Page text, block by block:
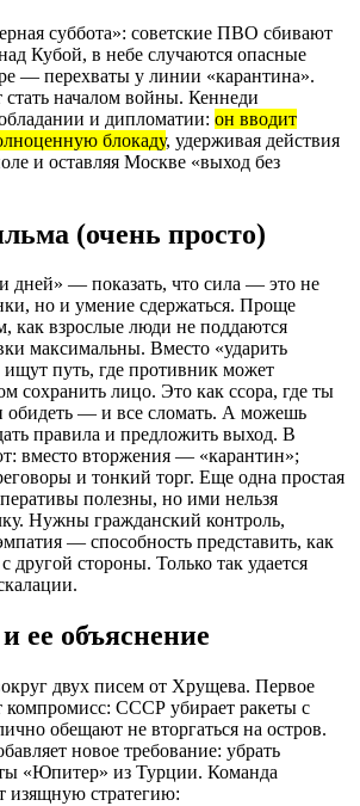
суббота»: советские ПВО сбивают
Кубой, в небе случаются опасные
— перехваты у линии «карантина».
началом войны. Кеннеди
и дипломатии: он вводит
блокаду, удерживая действия
и оставляя Москве «выход без
(очень просто)
дней» — показать, что сила — это не
но и умение сдержаться. Проще
как взрослые люди не поддаются
максимальны. Вместо «ударить
путь, где противник может
сохранить лицо. Это как ссора, где ты
обидеть — и все сломать. А можешь
правила и предложить выход. В
вместо вторжения — «карантин»;
и тонкий торг. Еще одна простая
полезны, но ими нельзя
Нужны гражданский контроль,
— способность представить, как
другой стороны. Только так удается
ее объяснение
двух писем от Хрущева. Первое
компромисс: СССР убирает ракеты с
обещают не вторгаться на остров.
новое требование: убрать
«Юпитер» из Турции. Команда
изящную стратегию: